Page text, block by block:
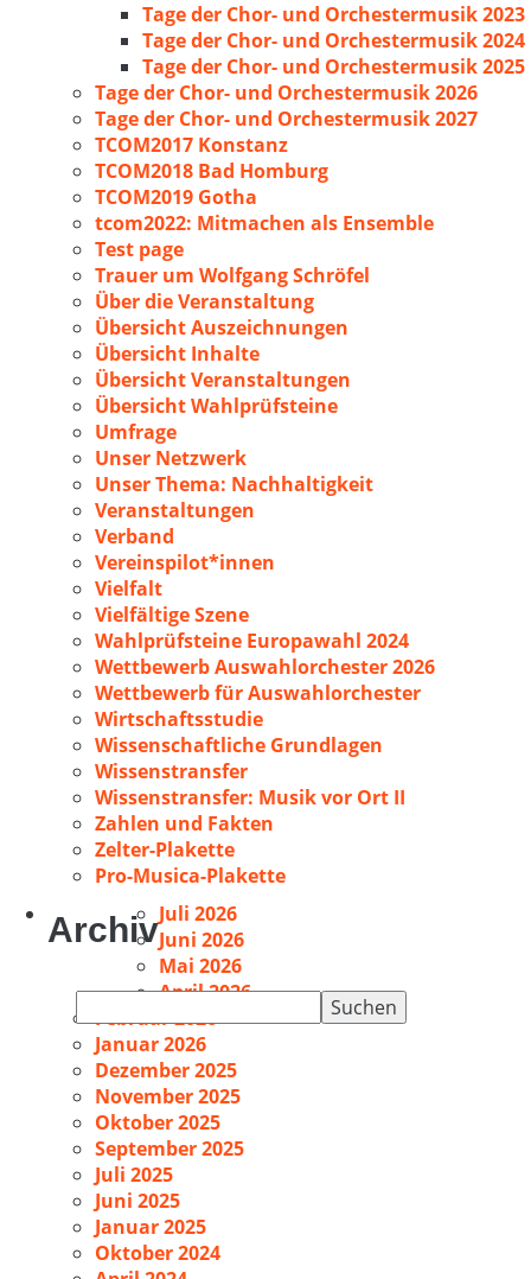
nach:
Tage der Chor- und Orchestermusik 2023
Tage der Chor- und Orchestermusik 2024
Tage der Chor- und Orchestermusik 2025
Tage der Chor- und Orchestermusik 2026
Tage der Chor- und Orchestermusik 2027
TCOM2017 Konstanz
TCOM2018 Bad Homburg
TCOM2019 Gotha
tcom2022: Mitmachen als Ensemble
Test page
Trauer um Wolfgang Schröfel
Über die Veranstaltung
Übersicht Auszeichnungen
Übersicht Inhalte
Übersicht Veranstaltungen
Übersicht Wahlprüfsteine
Umfrage
Unser Netzwerk
Unser Thema: Nachhaltigkeit
Veranstaltungen
Verband
Vereinspilot*innen
Vielfalt
Vielfältige Szene
Wahlprüfsteine Europawahl 2024
Wettbewerb Auswahlorchester 2026
Wettbewerb für Auswahlorchester
Wirtschaftsstudie
Wissenschaftliche Grundlagen
Wissenstransfer
Wissenstransfer: Musik vor Ort II
Zahlen und Fakten
Zelter-Plakette
Pro-Musica-Plakette
ArchivJuli 2026
Juni 2026
Mai 2026
April 2026
Februar 2026
Januar 2026
Dezember 2025
November 2025
Oktober 2025
September 2025
Juli 2025
Juni 2025
Januar 2025
Oktober 2024